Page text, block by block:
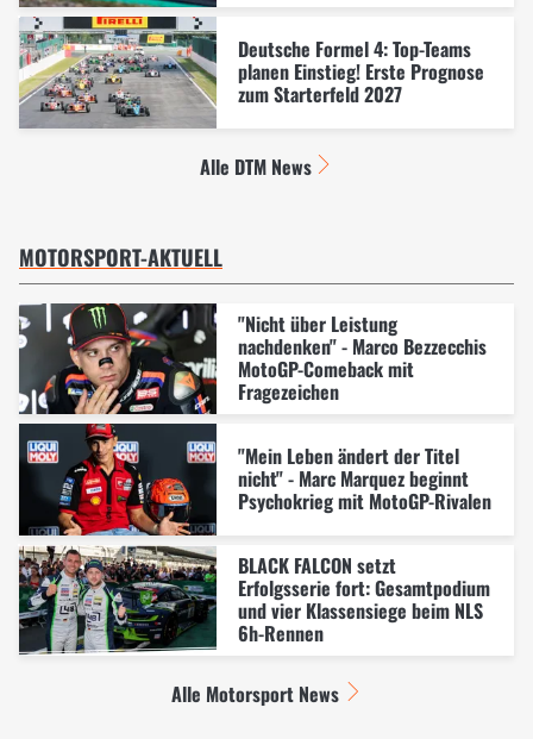
Deutsche Formel 4: Top-Teams
planen Einstieg! Erste Prognose
zum Starterfeld 2027
Alle DTM News
MOTORSPORT-AKTUELL
"Nicht über Leistung
nachdenken" - Marco Bezzecchis
MotoGP-Comeback mit
Fragezeichen
"Mein Leben ändert der Titel
nicht" - Marc Marquez beginnt
Psychokrieg mit MotoGP-Rivalen
BLACK FALCON setzt
Erfolgsserie fort: Gesamtpodium
und vier Klassensiege beim NLS
6h-Rennen
Alle Motorsport News